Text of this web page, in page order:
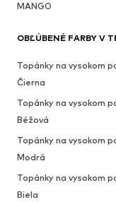
MANGO
OBĽÚBENÉ FARBY V
Topánky na vysokom
Čierna
Topánky na vysokom
Béžová
Topánky na vysokom
Modrá
Topánky na vysokom
Biela